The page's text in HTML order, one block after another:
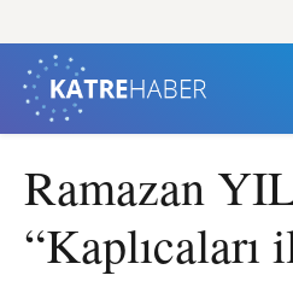
Ramazan
“Kaplıcaları